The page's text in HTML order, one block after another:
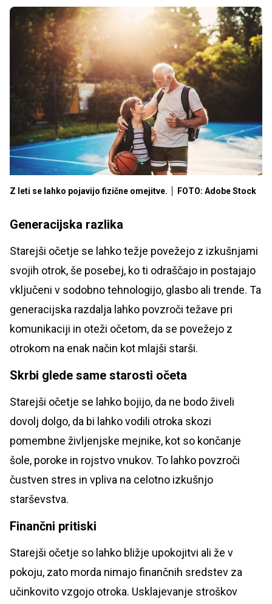
Z leti se lahko pojavijo fizične omejitve. FOTO: Adobe Stock
Generacijska razlika
Starejši očetje se lahko težje povežejo z izkušnjami
svojih otrok, še posebej, ko ti odraščajo in postajajo
vključeni v sodobno tehnologijo, glasbo ali trende. Ta
generacijska razdalja lahko povzroči težave pri
komunikaciji in oteži očetom, da se povežejo z
otrokom na enak način kot mlajši starši.
Skrbi glede same starosti očeta
Starejši očetje se lahko bojijo, da ne bodo živeli
dovolj dolgo, da bi lahko vodili otroka skozi
pomembne življenjske mejnike, kot so končanje
šole, poroke in rojstvo vnukov. To lahko povzroči
čustven stres in vpliva na celotno izkušnjo
starševstva.
Finančni pritiski
Starejši očetje so lahko bližje upokojitvi ali že v
pokoju, zato morda nimajo finančnih sredstev za
učinkovito vzgojo otroka. Usklajevanje stroškov